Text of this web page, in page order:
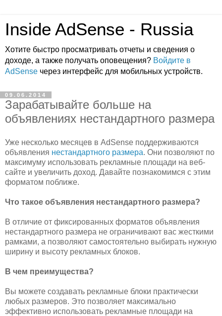
Inside AdSense - Russia
Хотите быстро просматривать отчеты и сведения о
доходе, а также получать оповещения? Войдите в
AdSense через интерфейс для мобильных устройств.
09.06.2014
Зарабатывайте больше на
объявлениях нестандартного размера
Уже несколько месяцев в AdSense поддерживаются
объявления нестандартного размера. Они позволяют по
максимуму использовать рекламные площади на веб-
сайте и увеличить доход. Давайте познакомимся с этим
форматом поближе.
Что такое объявления нестандартного размера?
В отличие от фиксированных форматов объявления
нестандартного размера не ограничивают вас жесткими
рамками, а позволяют самостоятельно выбирать нужную
ширину и высоту рекламных блоков.
В чем преимущества?
Вы можете создавать рекламные блоки практически
любых размеров. Это позволяет максимально
эффективно использовать рекламные площади на